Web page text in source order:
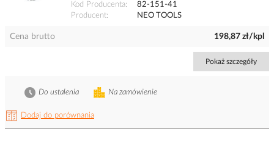
Kod Producenta
82-151-41
Producent
NEO TOOLS
Cena brutto 198,87 zł/kpl
Pokaż szczegóły
Dodaj do porównania
Na zamówienie
Do ustalenia